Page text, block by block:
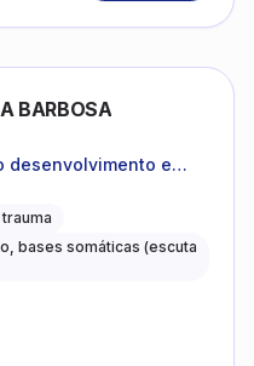
BARBOSA
desenvolvimento e
bases somáticas (escuta